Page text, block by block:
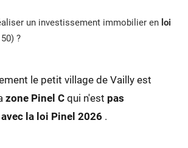
un investissement immobilier en loi
?
le petit village de Vailly est
zone Pinel Cqui n'est pas
la loi Pinel 2026 .